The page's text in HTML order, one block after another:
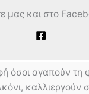
μας και στο
όσοι αγαπούν τη
καλλιεργούν